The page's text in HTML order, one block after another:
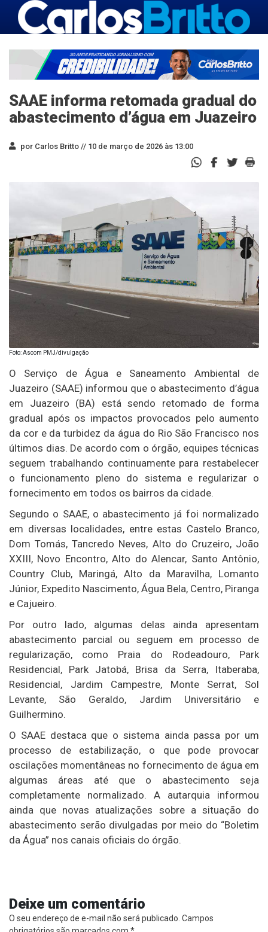
SAAE informa retomada gradual do
abastecimento d’água em Juazeiro
por Carlos Britto // 10 de março de 2026 às 13:00
Foto: Ascom PMJ/divulgação
O Serviço de Água e Saneamento Ambiental de
Juazeiro (SAAE) informou que o abastecimento d’água
em Juazeiro (BA) está sendo retomado de forma
gradual após os impactos provocados pelo aumento
da cor e da turbidez da água do Rio São Francisco nos
últimos dias. De acordo com o órgão, equipes técnicas
seguem trabalhando continuamente para restabelecer
o funcionamento pleno do sistema e regularizar o
fornecimento em todos os bairros da cidade.
Segundo o SAAE, o abastecimento já foi normalizado
em diversas localidades, entre estas Castelo Branco,
Dom Tomás, Tancredo Neves, Alto do Cruzeiro, João
XXIII, Novo Encontro, Alto do Alencar, Santo Antônio,
Country Club, Maringá, Alto da Maravilha, Lomanto
Júnior, Expedito Nascimento, Água Bela, Centro, Piranga
e Cajueiro.
Por outro lado, algumas delas ainda apresentam
abastecimento parcial ou seguem em processo de
regularização, como Praia do Rodeadouro, Park
Residencial, Park Jatobá, Brisa da Serra, Itaberaba,
Residencial, Jardim Campestre, Monte Serrat, Sol
Levante, São Geraldo, Jardim Universitário e
Guilhermino.
O SAAE destaca que o sistema ainda passa por um
processo de estabilização, o que pode provocar
oscilações momentâneas no fornecimento de água em
algumas áreas até que o abastecimento seja
completamente normalizado. A autarquia informou
ainda que novas atualizações sobre a situação do
abastecimento serão divulgadas por meio do “Boletim
da Água” nos canais oficiais do órgão.
Deixe um comentário
O seu endereço de e-mail não será publicado. Campos